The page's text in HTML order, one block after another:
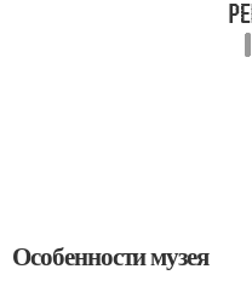
Особенности музея